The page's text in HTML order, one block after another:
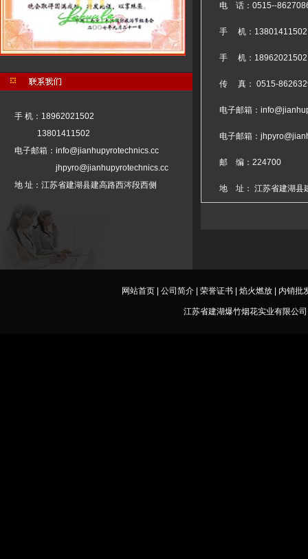
手 机：18962021502
13801411502
电子邮箱： info@jianhupyrotechnics.cc
jhpyro@jianhupyrotechnics.cc
地 址：江苏省建湖县建高路西涔段西侧
电 话：0515--
手 机：13801411502
手 机：18962021502
传 真： 0515-
电子邮箱：
电子邮箱：
邮 编：224700
地 址： 江苏省建湖县
网站首页 公司简介 荣誉证书 焰火燃放 内销批
江苏省建湖爆竹烟花实业有限公司